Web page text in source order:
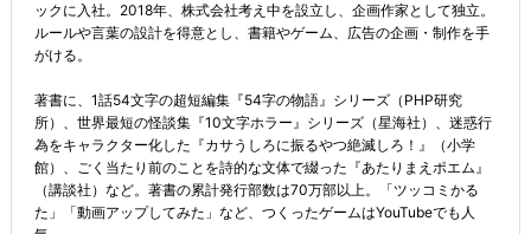
ックに入社。2018年、株式会社考え中を設立し、企画作家として独立。
ルールや言葉の設計を得意とし、書籍やゲーム、広告の企画・制作を手
がける。
著書に、1話54文字の超短編集『54字の物語』シリーズ（PHP研究
所）、世界最短の怪談集『10文字ホラー』シリーズ（星海社）、迷惑行
為をキャラクター化した『カサうしろに振るやつ絶滅しろ！』（小学
館）、ごく当たり前のことを詩的な文体で綴った『あたりまえポエム』
（講談社）など。著書の累計発行部数は70万部以上。「ツッコミかる
た」「動画アップしてみた」など、つくったゲームはYouTubeでも人